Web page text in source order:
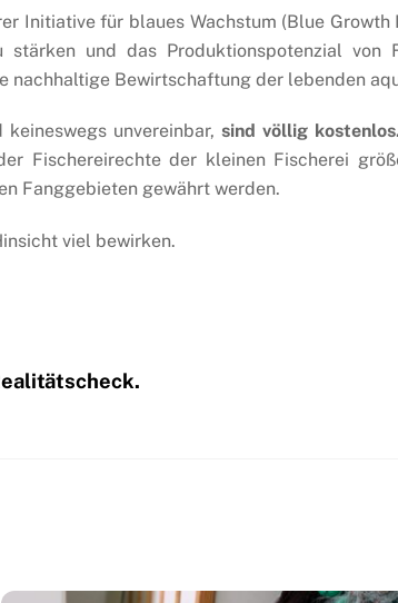
Initiative für blaues Wachstum (Blue
und das Produktionspotenzial
Bewirtschaftung der lebenden
unvereinbar, sind völlig
Fischereirechte der kleinen Fischerei
Fanggebieten gewährt werden.
viel bewirken.